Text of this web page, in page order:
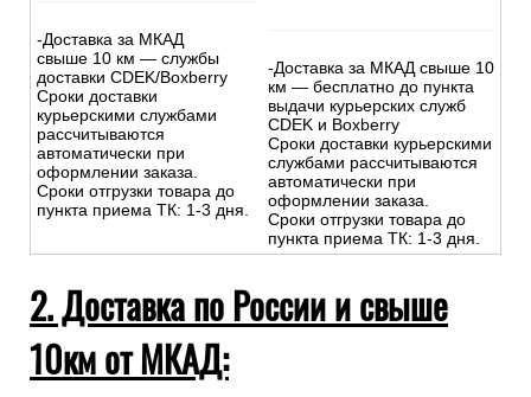
-Доставка за МКАД
свыше 10 км — службы
доставки CDEK/Boxberry
Сроки доставки
курьерскими службами
рассчитываются
автоматически при
оформлении заказа.
Сроки отгрузки товара до
пункта приема ТК: 1-3 дня.
-Доставка за МКАД свыше 10
км — бесплатно до пункта
выдачи курьерских служб
CDEK и Boxberry
Сроки доставки курьерскими
службами рассчитываются
автоматически при
оформлении заказа.
Сроки отгрузки товара до
пункта приема ТК: 1-3 дня.
2. Доставка по России и свыше
10км от МКАД: